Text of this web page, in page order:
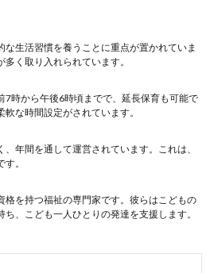
生活習慣を養うことに重点が置かれていま
く取り入れられています。
7時から午後6時頃までで、延長保育も可能で
な時間設定がされています。
年間を通して運営されています。これは、
。
格を持つ福祉の専門家です。彼らはこどもの
、こども一人ひとりの発達を支援します。